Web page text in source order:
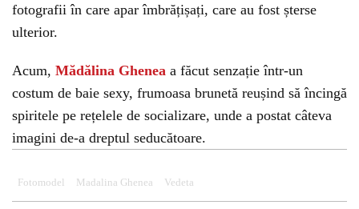
fotografii în care apar îmbrățișați, care au fost șterse
ulterior.
Acum, Mădălina Ghenea a făcut senzație într-un
costum de baie sexy, frumoasa brunetă reușind să încingă
spiritele pe rețelele de socializare, unde a postat câteva
imagini de-a dreptul seducătoare.
Fotomodel Madalina Ghenea Vedeta